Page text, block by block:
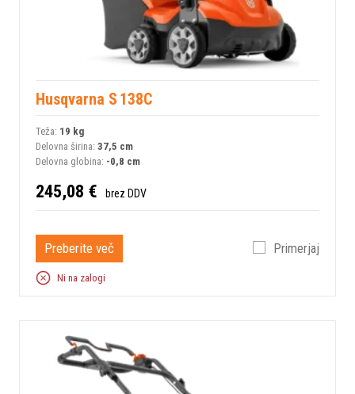
Husqvarna S 138C
Teža: 19 kg
Delovna širina: 37,5 cm
Delovna globina: -0,8 cm
245,08 € brez DDV
Preberite več Primerjaj
Ni na zalogi